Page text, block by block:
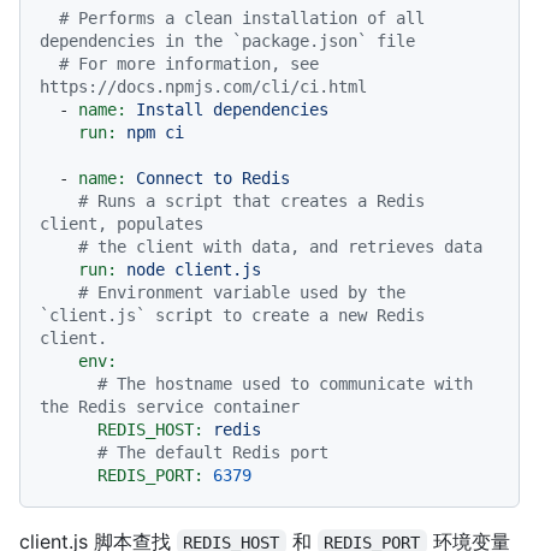
# Performs a clean installation of all
dependencies in the `package.json` file
# For more information, see
https://docs.npmjs.com/cli/ci.html
-
name: Install
dependencies
run:
npm ci
- name: Connect to Redis
# Runs a script that creates a Redis
client, populates
# the client with data, and retrieves data
run:
node client.js
# Environment variable used by the
`client.js` script to create a new Redis
client.
env:
# The hostname used to communicate with
the Redis service container
REDIS_HOST:
redis
# The default Redis port
REDIS_PORT:
6379
client.js 脚本查找 REDIS_HOST 和 REDIS_PORT
环境变量